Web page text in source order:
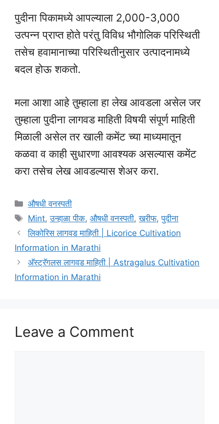
पुदीना पिकामध्ये आपल्याला 2,000-3,000
उत्पन्न प्राप्त होते परंतु विविध भौगोलिक परिस्थिती
तसेच हवामानाच्या परिस्थितीनुसार उत्पादनामध्ये
बदल होऊ शकतो.
मला आशा आहे तुम्हाला हा लेख आवडला असेल जर
तुम्हाला पुदीना लागवड माहिती विषयी संपूर्ण माहिती
मिळाली असेल तर खाली कमेंट च्या माध्यमातून
कळवा व काही सुधारणा आवश्यक असल्यास कमेंट
करा तसेच लेख आवडल्यास शेअर करा.
Categories
औषधी वनस्पती
Tags
Mint,उन्हाळा पीक,औषधी वनस्पती,खरीफ,पुदीना
लिकोरिस लागवड माहिती | Licorice Cultivation
Information in Marathi
अ‍ॅस्ट्रॅगलस लागवड माहिती | Astragalus Cultivation
Information in Marathi
Leave a Comment